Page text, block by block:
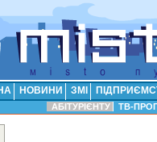
НОВИНИ ЗМІ
АБІТУРІЄНТУ ТВ-